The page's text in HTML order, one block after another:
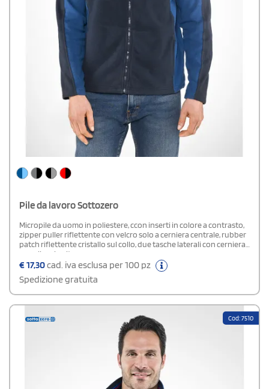
Pile da lavoro Sottozero
Micropile da uomo in poliestere, ccon inserti in colore a contrasto,
zipper puller riflettente con velcro solo a cerniera centrale, rubber
patch riflettente cristallo sul collo, due tasche laterali con cerniera
e coulisse in vita.
€17,30cad. iva esclusa per 100 pz
Spedizione gratuita
Cod: 7510